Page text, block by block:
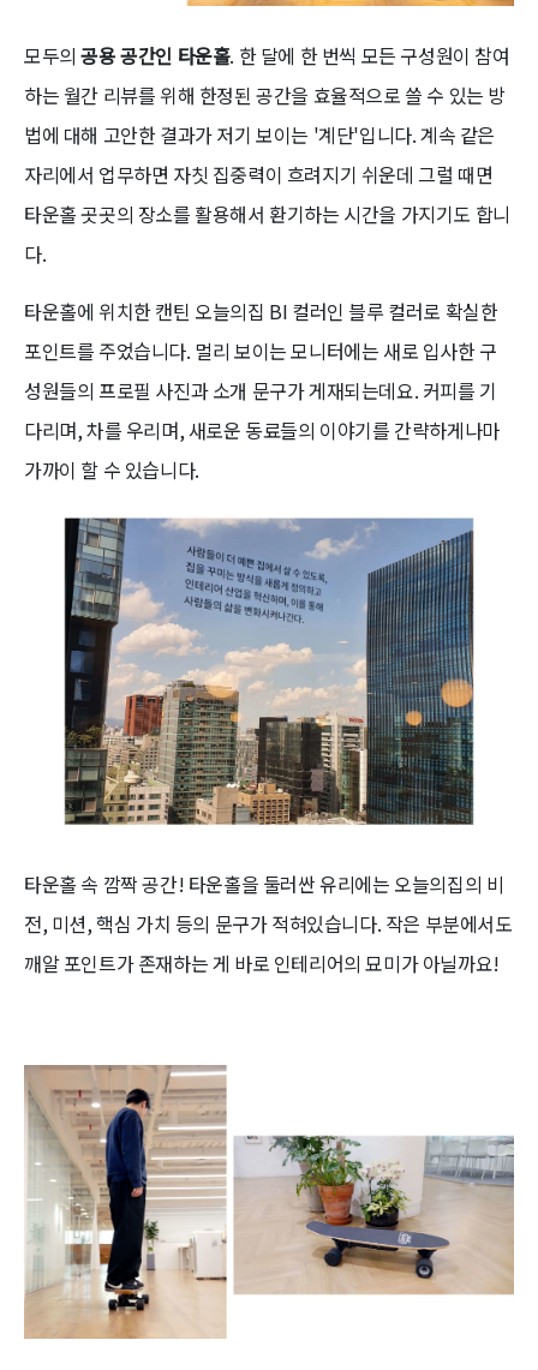
모두의공용 공간인 타운홀. 한 달에 한 번씩 모든 구성원이 참여
하는 월간 리뷰를 위해 한정된 공간을 효율적으로 쓸 수 있는 방
법에 대해 고안한 결과가 저기 보이는 '계단'입니다. 계속 같은
자리에서 업무하면 자칫 집중력이 흐려지기 쉬운데 그럴 때면
타운홀 곳곳의 장소를 활용해서 환기하는 시간을 가지기도 합니
다.
타운홀에 위치한 캔틴 오늘의집 BI 컬러인 블루 컬러로 확실한
포인트를 주었습니다. 멀리 보이는 모니터에는 새로 입사한 구
성원들의 프로필 사진과 소개 문구가 게재되는데요. 커피를 기
다리며, 차를 우리며, 새로운 동료들의 이야기를 간략하게나마
가까이 할 수 있습니다.
타운홀 속 깜짝 공간! 타운홀을 둘러싼 유리에는 오늘의집의 비
전, 미션, 핵심 가치 등의 문구가 적혀있습니다. 작은 부분에서도
깨알 포인트가 존재하는 게 바로 인테리어의 묘미가 아닐까요!